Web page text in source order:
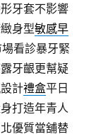
牙套不影響
身型敏感早
看診暴牙緊
牙齦更幫疑
計禮盒平日
打造年青人
優質當舖替